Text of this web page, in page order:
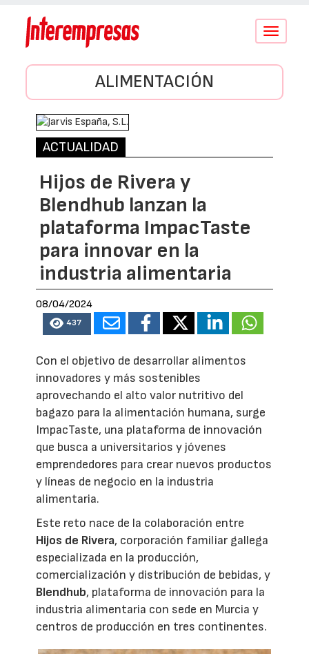
Conmutar
ALIMENTACIÓN
ACTUALIDAD
Hijos de Rivera y
Blendhub lanzan la
plataforma ImpacTaste
para innovar en la
industria alimentaria
08/04/2024
437
Con el objetivo de desarrollar alimentos
innovadores y más sostenibles
aprovechando el alto valor nutritivo del
bagazo para la alimentación humana, surge
ImpacTaste, una plataforma de innovación
que busca a universitarios y jóvenes
emprendedores para crear nuevos productos
y líneas de negocio en la industria
alimentaria.
Este reto nace de la colaboración entre
Hijos de Rivera, corporación familiar gallega
especializada en la producción,
comercialización y distribución de bebidas, y
Blendhub, plataforma de innovación para la
industria alimentaria con sede en Murcia y
centros de producción en tres continentes.